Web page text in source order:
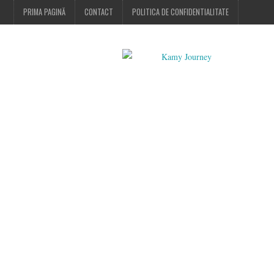
PRIMA PAGINĂ CONTACT POLITICA DE CONFIDENTIALITATE